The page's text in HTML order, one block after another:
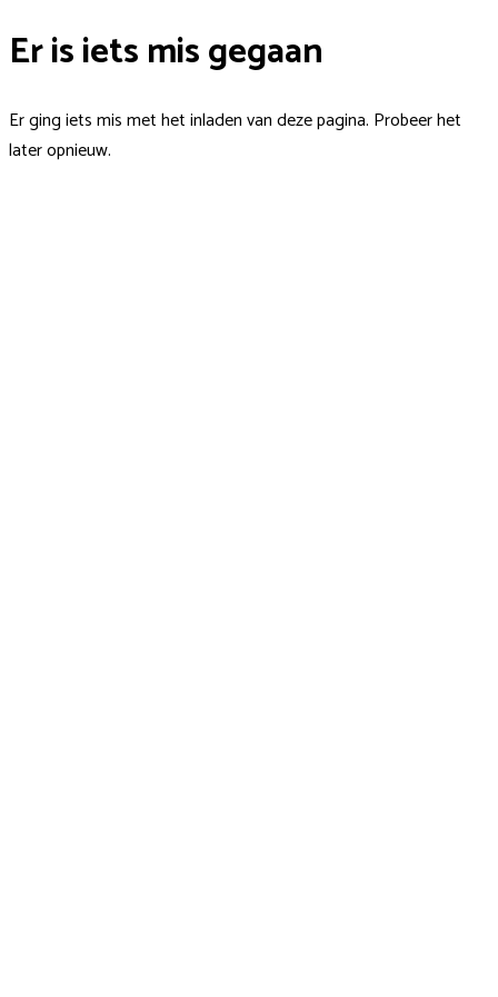
Er is iets mis gegaan
Er ging iets mis met het inladen van deze pagina. Probeer het
later opnieuw.